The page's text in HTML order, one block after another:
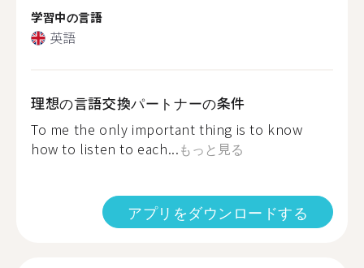
学習中の言語
英語
理想の言語交換パートナーの条件
To me the only important thing is to know
how to listen to each...もっと見る
アプリをダウンロードする